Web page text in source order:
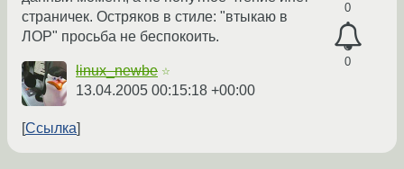
0
0
страничек. Остряков в стиле: "втыкаю в
ЛОР" просьба не беспокоить.
linux_newbe ☆
13.04.2005 00:15:18 +00:00
Ссылка